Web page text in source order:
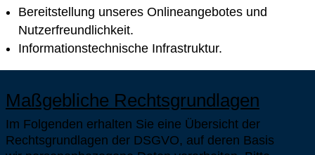
Bereitstellung unseres Onlineangebotes und
Nutzerfreundlichkeit.
Informationstechnische Infrastruktur.
Maßgebliche Rechtsgrundlagen
Im Folgenden erhalten Sie eine Übersicht der
Rechtsgrundlagen der DSGVO, auf deren Basis